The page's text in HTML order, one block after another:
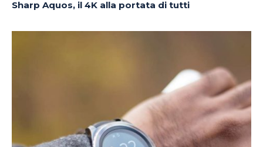
Sharp Aquos, il 4K alla portata di tutti